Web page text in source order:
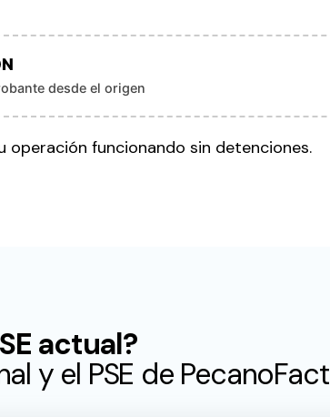
desde el origen
funcionando sin detenciones.
actual?
y el PSE de PecanoFact